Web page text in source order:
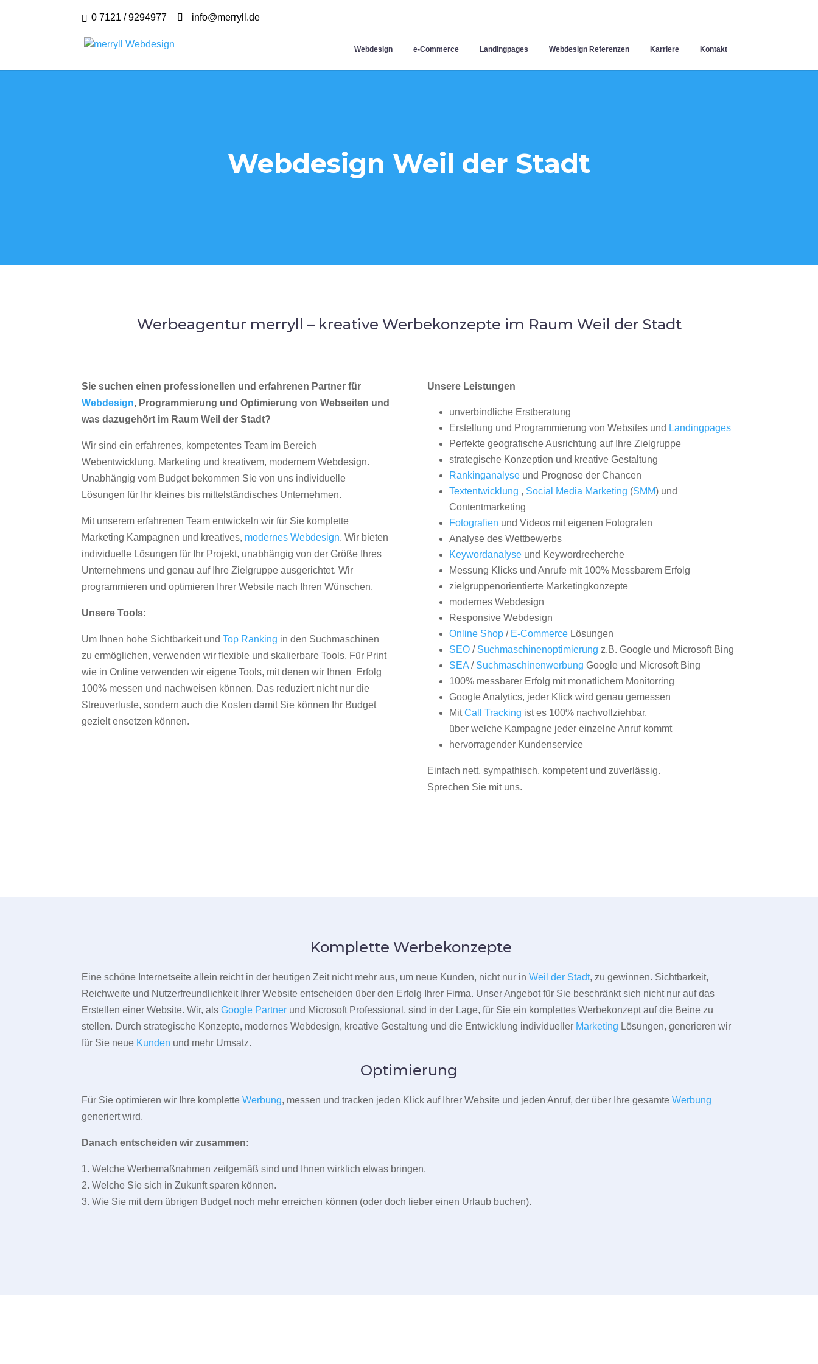
0 7121 / 9294977 info@merryll.de
Webdesign e-Commerce Landingpages Webdesign Referenzen Karriere Kontakt
Webdesign Weil der Stadt
Werbeagentur merryll – kreative Werbekonzepte im Raum Weil der Stadt
Sie suchen einen professionellen und erfahrenen Partner für
Webdesign, Programmierung und Optimierung von Webseiten und
was dazugehört im Raum Weil der Stadt?
Wir sind ein erfahrenes, kompetentes Team im Bereich
Webentwicklung, Marketing und kreativem, modernem Webdesign.
Unabhängig vom Budget bekommen Sie von uns individuelle
Lösungen für Ihr kleines bis mittelständisches Unternehmen.
Mit unserem erfahrenen Team entwickeln wir für Sie komplette
Marketing Kampagnen und kreatives, modernes Webdesign. Wir bieten
individuelle Lösungen für Ihr Projekt, unabhängig von der Größe Ihres
Unternehmens und genau auf Ihre Zielgruppe ausgerichtet. Wir
programmieren und optimieren Ihrer Website nach Ihren Wünschen.
Unsere Tools:
Um Ihnen hohe Sichtbarkeit undTop Ranking in den Suchmaschinen
zu ermöglichen, verwenden wir flexible und skalierbare Tools. Für Print
wie in Online verwenden wir eigene Tools, mit denen wir Ihnen Erfolg
100% messen und nachweisen können. Das reduziert nicht nur die
Streuverluste, sondern auch die Kosten damit Sie können Ihr Budget
gezielt ensetzen können.
Unsere Leistungen
unverbindliche Erstberatung
Erstellung und Programmierung von Websites und Landingpages
Perfekte geografische Ausrichtung auf Ihre Zielgruppe
strategische Konzeption und kreative Gestaltung
Rankinganalyseund Prognose der Chancen
Textentwicklung , Social Media Marketing (SMM) und
Contentmarketing
Fotografien und Videos mit eigenen Fotografen
Analyse des Wettbewerbs
Keywordanalyseund Keywordrecherche
Messung Klicks und Anrufe mit 100% Messbarem Erfolg
zielgruppenorientierte Marketingkonzepte
modernes Webdesign
Responsive Webdesign
Online Shop/ E-CommerceLösungen
SEO/ Suchmaschinenoptimierung z.B. Google und Microsoft Bing
SEA/ Suchmaschinenwerbung Google und Microsoft Bing
100% messbarer Erfolg mit monatlichem Monitorring
Google Analytics, jeder Klick wird genau gemessen
MitCall Tracking ist es 100% nachvollziehbar,
über welche Kampagne jeder einzelne Anruf kommt
hervorragender Kundenservice
Einfach nett, sympathisch, kompetent und zuverlässig.
Sprechen Sie mit uns.
Komplette Werbekonzepte
Eine schöne Internetseite allein reicht in der heutigen Zeit nicht mehr aus, um neue Kunden, nicht nur inWeil der Stadt, zu gewinnen. Sichtbarkeit,
Reichweite und Nutzerfreundlichkeit Ihrer Website entscheiden über den Erfolg Ihrer Firma. Unser Angebot für Sie beschränkt sich nicht nur auf das
Erstellen einer Website. Wir, alsGoogle Partner und Microsoft Professional, sind in der Lage, für Sie ein komplettes Werbekonzept auf die Beine zu
stellen. Durch strategische Konzepte, modernes Webdesign, kreative Gestaltung und die Entwicklung individueller Marketing Lösungen, generieren wir
für Sie neue Kunden und mehr Umsatz.
Optimierung
Für Sie optimieren wir Ihre kompletteWerbung, messen und tracken jeden Klick auf Ihrer Website und jeden Anruf, der über Ihre gesamteWerbung
generiert wird.
Danach entscheiden wir zusammen:
1. Welche Werbemaßnahmen zeitgemäß sind und Ihnen wirklich etwas bringen.
2. Welche Sie sich in Zukunft sparen können.
3. Wie Sie mit dem übrigen Budget noch mehr erreichen können (oder doch lieber einen Urlaub buchen).